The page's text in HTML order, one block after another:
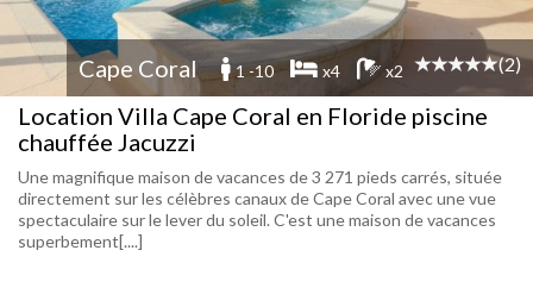
Cape Coral 1 -10 x4 x2 (2)
Location Villa Cape Coral en Floride piscine
chauffée Jacuzzi
Une magnifique maison de vacances de 3 271 pieds carrés, située
directement sur les célèbres canaux de Cape Coral avec une vue
spectaculaire sur le lever du soleil. C'est une maison de vacances
superbement[....]